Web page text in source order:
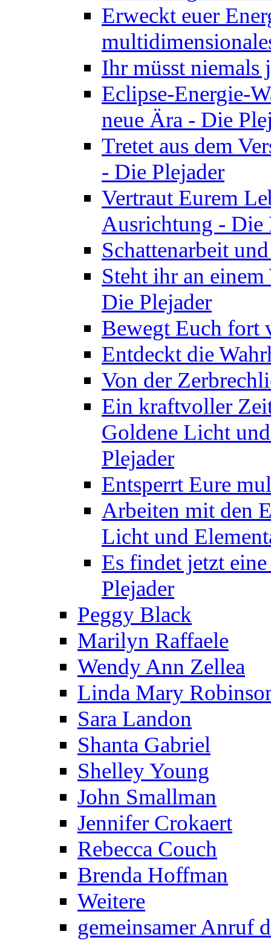
Erweckt euer
Ihr müsst niemals
Eclipse-Energie-
neue Ära - Die
Tretet aus dem
- Die Plejader
Vertraut Eurem
Ausrichtung - Die
Schattenarbeit
Steht ihr an
Die Plejader
Bewegt Euch fort
Entdeckt die
Von der
Ein kraftvoller
Goldene Licht
Plejader
Entsperrt Eure
Arbeiten mit den
Licht und
Es findet jetzt
Plejader
Peggy Black
Marilyn Raffaele
Wendy Ann Zellea
Linda Mary
Sara Landon
Shanta Gabriel
Shelley Young
John Smallman
Jennifer Crokaert
Rebecca Couch
Brenda Hoffman
Weitere
gemeinsamer Anruf